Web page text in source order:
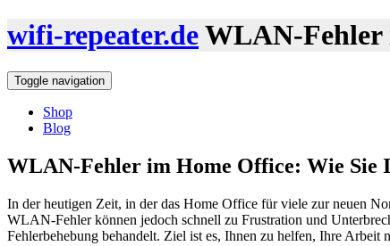
wifi-repeater.deWLAN-Fehler
Toggle navigation
Shop
Blog
WLAN-Fehler im Home Office: Wie Sie
In der heutigen Zeit, in der das Home Office für viele zur neuen
WLAN-Fehler können jedoch schnell zu Frustration und
Fehlerbehebung behandelt. Ziel ist es, Ihnen zu helfen, Ihre Arbeit